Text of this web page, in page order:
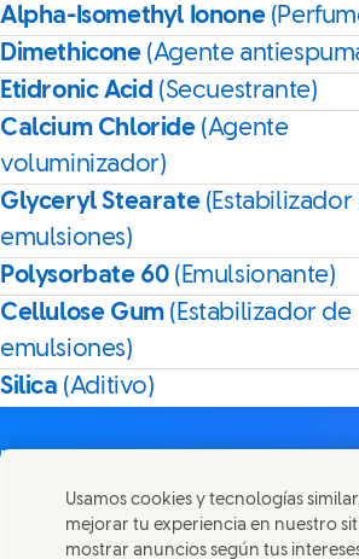
Alpha-Isomethyl Ionone
Dimethicone (Agente
Etidronic Acid (Secuestrante)
Calcium Chloride (Agente
voluminizador)
Glyceryl Stearate (Estabilizador
emulsiones)
Polysorbate 60 (Emulsionante)
Cellulose Gum (Estabilizador de
emulsiones)
Silica (Aditivo)
Contáctanos
Usamos cookies y tecnologías
mejorar tu experiencia en nuestro
mostrar anuncios según tus